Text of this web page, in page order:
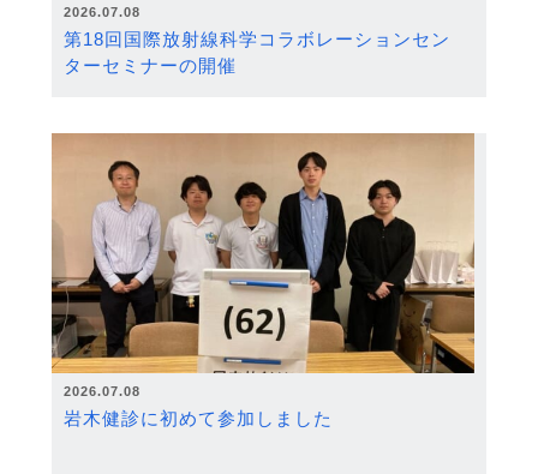
2026.07.08
第18回国際放射線科学コラボレーションセン
ターセミナーの開催
2026.07.08
岩木健診に初めて参加しました